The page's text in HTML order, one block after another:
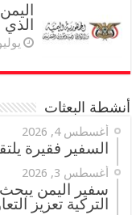
الذي
يوليو 29,
أنشطة البعثات
أغسطس 4, 2026
السفير فقيرة
أغسطس 3, 2026
سفير اليمن
التركية تعزيز